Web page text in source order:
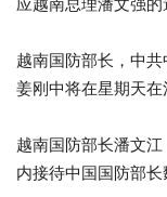
越南国防部长，中
姜刚中将在星期天在
越南国防部长潘文
内接待中国国防部长